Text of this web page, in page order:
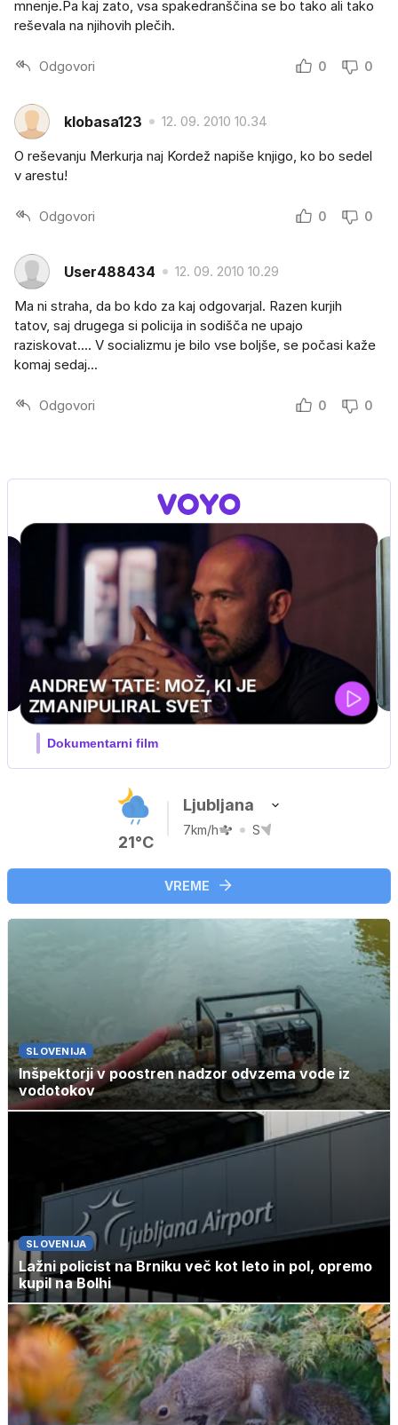
mnenje.Pa kaj zato, vsa spakedranščina se bo tako ali tako
reševala na njihovih plečih.
Odgovori 0 0
klobasa123 12. 09. 2010 10.34
O reševanju Merkurja naj Kordež napiše knjigo, ko bo sedel
v arestu!
Odgovori 0 0
User488434 12. 09. 2010 10.29
Ma ni straha, da bo kdo za kaj odgovarjal. Razen kurjih
tatov, saj drugega si policija in sodišča ne upajo
raziskovat.... V socializmu je bilo vse boljše, se počasi kaže
komaj sedaj...
Odgovori 0 0
MOJ PRIJATELJ PINGVIN
Film meseca / družinski, pustolovski
21°C
Ljubljana
7km/h S
VREME
SLOVENIJA
Inšpektorji v poostren nadzor odvzema vode iz
vodotokov
SLOVENIJA
Lažni policist na Brniku več kot leto in pol, opremo
kupil na Bolhi